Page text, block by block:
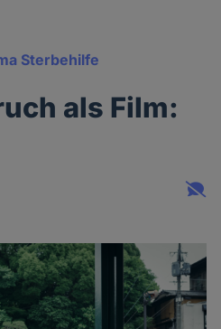
Sterbehilfe
als Film: